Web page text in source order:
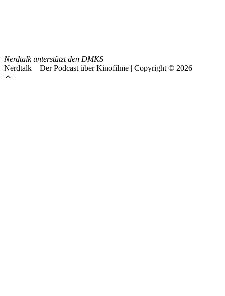
Nerdtalk unterstützt den DMKS
Nerdtalk – Der Podcast über Kinofilme | Copyright © 2026